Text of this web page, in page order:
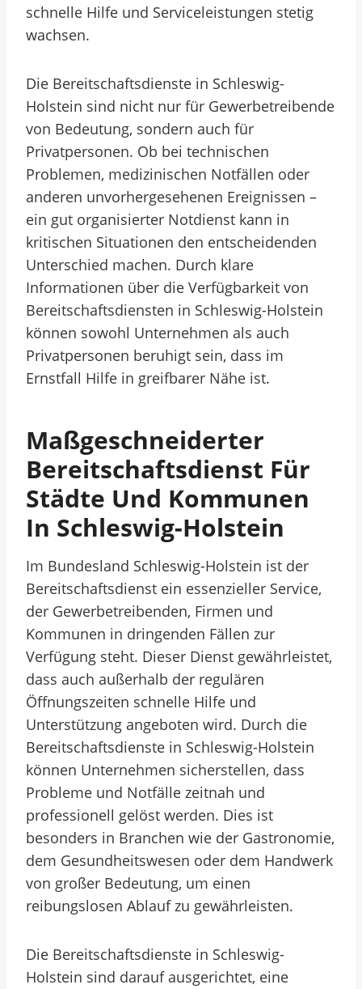
schnelle Hilfe und Serviceleistungen stetig
wachsen.
Die Bereitschaftsdienste in Schleswig-
Holstein sind nicht nur für Gewerbetreibende
von Bedeutung, sondern auch für
Privatpersonen. Ob bei technischen
Problemen, medizinischen Notfällen oder
anderen unvorhergesehenen Ereignissen –
ein gut organisierter Notdienst kann in
kritischen Situationen den entscheidenden
Unterschied machen. Durch klare
Informationen über die Verfügbarkeit von
Bereitschaftsdiensten in Schleswig-Holstein
können sowohl Unternehmen als auch
Privatpersonen beruhigt sein, dass im
Ernstfall Hilfe in greifbarer Nähe ist.
Maßgeschneiderter
Bereitschaftsdienst Für
Städte Und Kommunen
In Schleswig-Holstein
Im Bundesland Schleswig-Holstein ist der
Bereitschaftsdienst ein essenzieller Service,
der Gewerbetreibenden, Firmen und
Kommunen in dringenden Fällen zur
Verfügung steht. Dieser Dienst gewährleistet,
dass auch außerhalb der regulären
Öffnungszeiten schnelle Hilfe und
Unterstützung angeboten wird. Durch die
Bereitschaftsdienste in Schleswig-Holstein
können Unternehmen sicherstellen, dass
Probleme und Notfälle zeitnah und
professionell gelöst werden. Dies ist
besonders in Branchen wie der Gastronomie,
dem Gesundheitswesen oder dem Handwerk
von großer Bedeutung, um einen
reibungslosen Ablauf zu gewährleisten.
Die Bereitschaftsdienste in Schleswig-
Holstein sind darauf ausgerichtet, eine